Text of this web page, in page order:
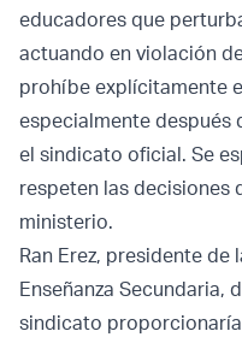
educadores que
actuando en violación
prohíbe explícitamente
especialmente después
el sindicato oficial. Se
respeten las decisiones
ministerio.
Ran Erez, presidente
Enseñanza Secundaria,
sindicato